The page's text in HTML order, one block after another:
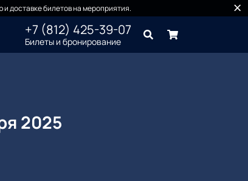
доставке билетов на мероприятия.
+7 (812) 425-39-07
Билеты и бронирование
2025